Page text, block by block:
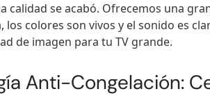
calidad se acabó. Ofrecemos una
los colores son vivos y el sonido es
de imagen para tu TV grande.
Anti-Congelación: